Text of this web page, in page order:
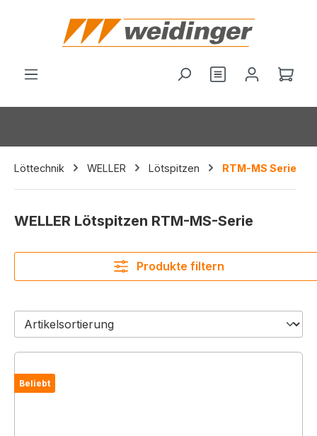
springen
Du hast 0
Löttechnik WELLER Lötspitzen RTM-MS Serie
WELLER Lötspitzen RTM-MS-Serie
Produkte filtern
Beliebt